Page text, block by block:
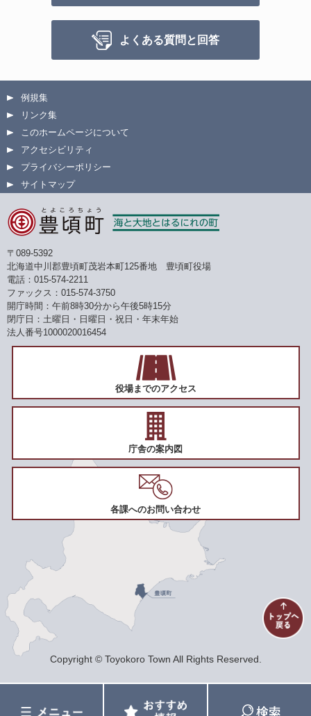
よくある質問と回答
例規集
リンク集
このホームページについて
アクセシビリティ
プライバシーポリシー
サイトマップ
〒089-5392
北海道中川郡豊頃町茂岩本町125番地 豊頃町役場
電話：015-574-2211
ファックス：015-574-3750
開庁時間：午前8時30分から午後5時15分
閉庁日：土曜日・日曜日・祝日・年末年始
法人番号1000020016454
役場までのアクセス
庁舎の案内図
各課へのお問い合わせ
Copyright © Toyokoro Town All Rights Reserved.